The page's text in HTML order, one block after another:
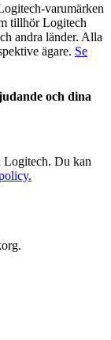
varumärken
tillhör Logitech
andra länder. Alla
ägare. Se
och dina
Logitech. Du kan